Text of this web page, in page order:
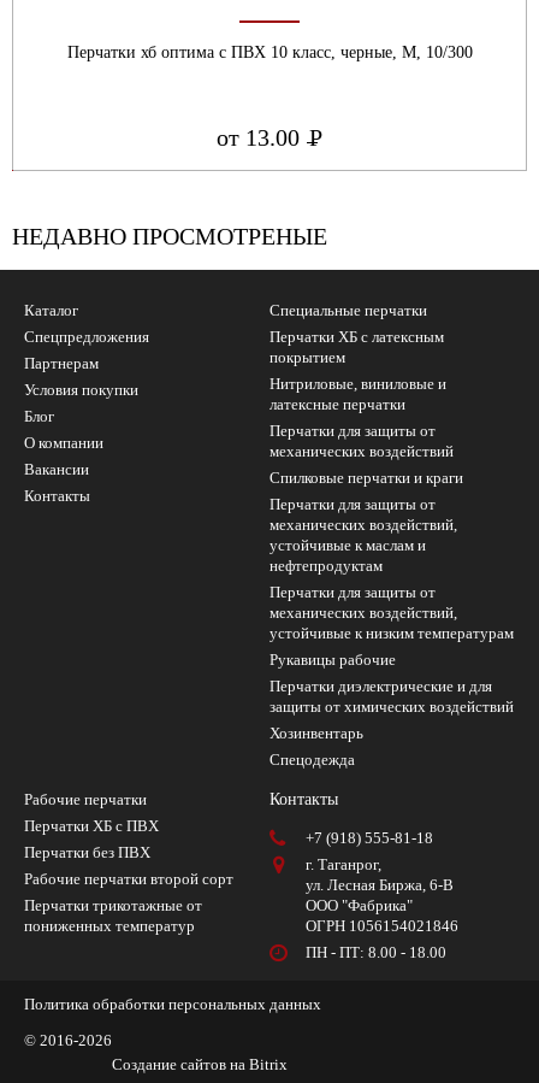
Перчатки хб оптима с ПВХ 10 класс, черные, М, 10/300
от 13.00 Р
УБ.
НЕДАВНО ПРОСМОТРЕНЫЕ
Каталог
Спецпредложения
Партнерам
Условия покупки
Блог
О компании
Вакансии
Контакты
Специальные перчатки
Перчатки ХБ с латексным
покрытием
Нитриловые, виниловые и
латексные перчатки
Перчатки для защиты от
механических воздействий
Cпилковые перчатки и краги
Перчатки для защиты от
механических воздействий,
устойчивые к маслам и
нефтепродуктам
Перчатки для защиты от
механических воздействий,
устойчивые к низким температурам
Рукавицы рабочие
Перчатки диэлектрические и для
защиты от химических воздействий
Хозинвентарь
Спецодежда
Рабочие перчатки
Перчатки ХБ с ПВХ
Перчатки без ПВХ
Рабочие перчатки второй сорт
Перчатки трикотажные от
пониженных температур
Контакты
+7 (918) 555-81-18
г. Таганрог,
ул. Лесная Биржа, 6-В
ООО "Фабрика"
ОГРН 1056154021846
ПН - ПТ: 8.00 - 18.00
Политика обработки персональных данных
© 2016-2026
Создание сайтов на Bitrix